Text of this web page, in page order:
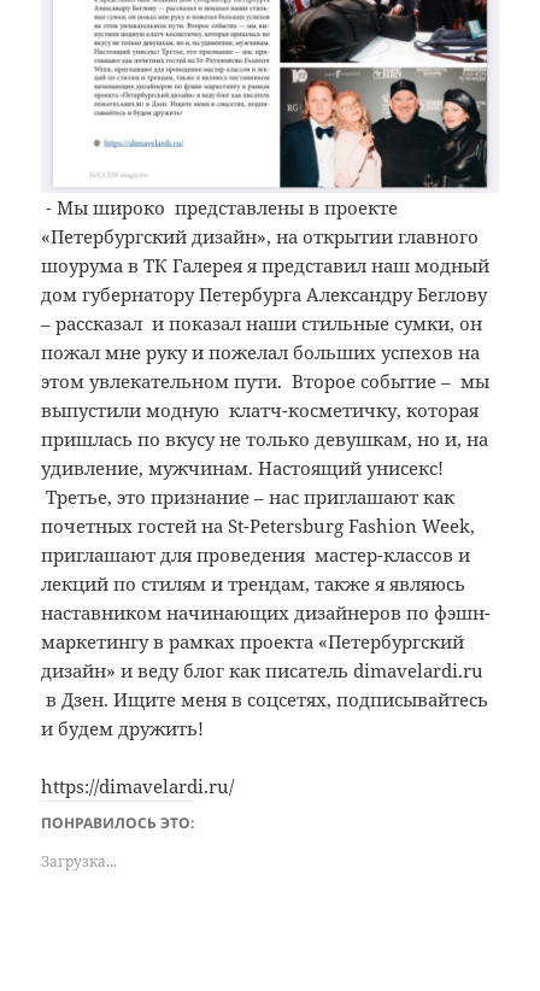
⁃ Мы широко представлены в проекте
«Петербургский дизайн», на открытии главного
шоурума в ТК Галерея я представил наш модный
дом губернатору Петербурга Александру Беглову
– рассказал и показал наши стильные сумки, он
пожал мне руку и пожелал больших успехов на
этом увлекательном пути. Второе событие – мы
выпустили модную клатч-косметичку, которая
пришлась по вкусу не только девушкам, но и, на
удивление, мужчинам. Настоящий унисекс!
Третье, это признание – нас приглашают как
почетных гостей на St-Petersburg Fashion Week,
приглашают для проведения мастер-классов и
лекций по стилям и трендам, также я являюсь
наставником начинающих дизайнеров по фэшн-
маркетингу в рамках проекта «Петербургский
дизайн» и веду блог как писатель dimavelardi.ru
в Дзен. Ищите меня в соцсетях, подписывайтесь
и будем дружить!
https://dimavelardi.ru/
ПОНРАВИЛОСЬ ЭТО:
Загрузка...